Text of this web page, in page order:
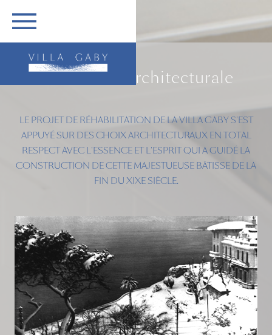
FORFAITS
FACEBOOK
NOUS CONTACTER
ACCÈS
ENGLISH
Démarche Architecturale
LE PROJET DE RÉHABILITATION DE LA VILLA GABY S'EST
APPUYÉ SUR DES CHOIX ARCHITECTURAUX EN TOTAL
RESPECT AVEC L'ESSENCE ET L'ESPRIT QUI A GUIDÉ LA
CONSTRUCTION DE CETTE MAJESTUEUSE BÂTISSE DE LA
FIN DU XIXE SIÈCLE.